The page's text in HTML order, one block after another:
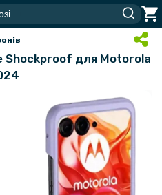
Shockproof для Motorola